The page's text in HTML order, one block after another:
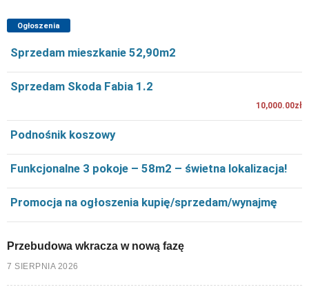
Ogłoszenia
Sprzedam mieszkanie 52,90m2
Sprzedam Skoda Fabia 1.2
10,000.00zł
Podnośnik koszowy
Funkcjonalne 3 pokoje – 58m2 – świetna lokalizacja!
Promocja na ogłoszenia kupię/sprzedam/wynajmę
Przebudowa wkracza w nową fazę
7 SIERPNIA 2026